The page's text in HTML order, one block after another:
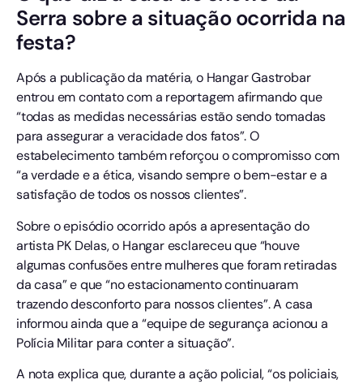
Serra sobre a situação ocorrida na
festa?
Após a publicação da matéria, o Hangar Gastrobar
entrou em contato com a reportagem afirmando que
“todas as medidas necessárias estão sendo tomadas
para assegurar a veracidade dos fatos”. O
estabelecimento também reforçou o compromisso com
“a verdade e a ética, visando sempre o bem-estar e a
satisfação de todos os nossos clientes”.
Sobre o episódio ocorrido após a apresentação do
artista PK Delas, o Hangar esclareceu que “houve
algumas confusões entre mulheres que foram retiradas
da casa” e que “no estacionamento continuaram
trazendo desconforto para nossos clientes”. A casa
informou ainda que a “equipe de segurança acionou a
Polícia Militar para conter a situação”.
A nota explica que, durante a ação policial, “os policiais,